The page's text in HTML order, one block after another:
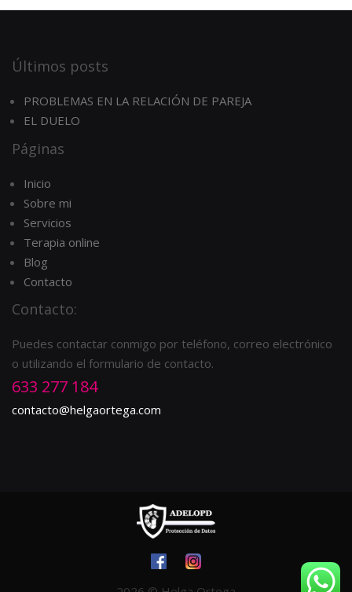
Últimos posts
PROBLEMAS EN LA RELACIÓN DE PAREJA
EL DUELO
Páginas
Inicio
Sobre mi
Servicios
Terapia online
Blog
Contacto
Contacto:
Puedes contactar conmigo por teléfono, correo electrónico
o utilizando el formulario de contacto.
633 277 184
contacto@helgaortega.com